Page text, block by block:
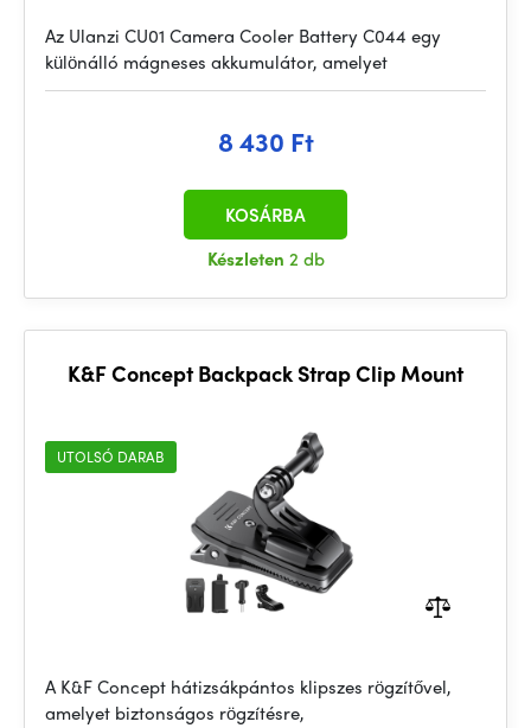
Az Ulanzi CU01 Camera Cooler Battery C044 egy
különálló mágneses akkumulátor, amelyet
8 430 Ft
Készleten 2 db
KOSÁRBA
K&F Concept Backpack Strap Clip Mount
UTOLSÓ DARAB
A K&F Concept hátizsákpántos klipszes rögzítővel,
amelyet biztonságos rögzítésre,